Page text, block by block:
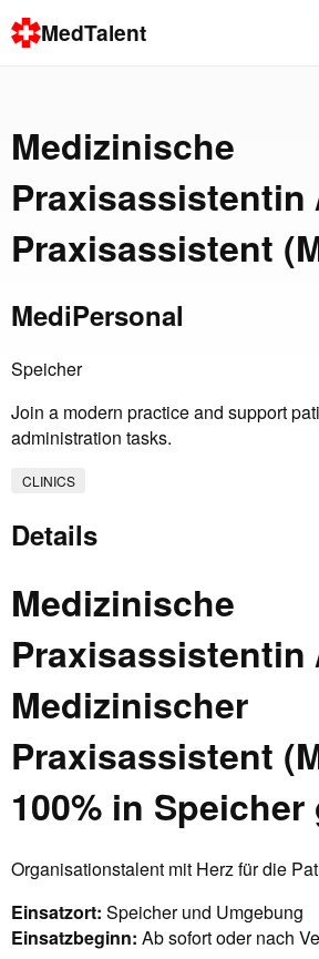
MedTalent
Medizinische
Praxisassistentin
Praxisassistent
MediPersonal
Speicher
Join a modern practice and support
administration tasks.
CLINICS
Details
Medizinische
Praxisassistentin
Medizinischer
Praxisassistent
100% in
Organisationstalent mit Herz für die
Einsatzort: Speicher und Umgebung
Einsatzbeginn: Ab sofort oder nach